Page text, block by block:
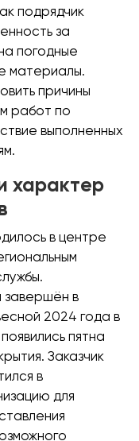
подрядчик
за
погодные
материалы.
причины
работ по
выполненных
характер
в центре
завершён в
2024 года в
пятна
Заказчик
в
для